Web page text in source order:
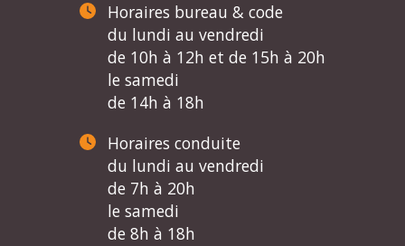
Horaires bureau & code
du lundi au vendredi
de 10h à 12h et de 15h à 20h
le samedi
de 14h à 18h
Horaires conduite
du lundi au vendredi
de 7h à 20h
le samedi
de 8h à 18h